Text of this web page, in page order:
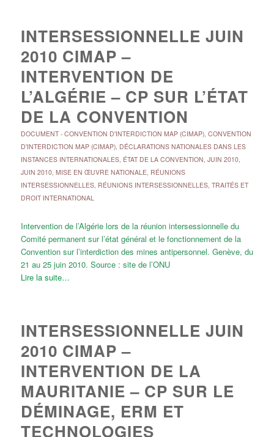
INTERSESSIONNELLE JUIN
2010 CIMAP –
INTERVENTION DE
L’ALGÉRIE – CP SUR L’ÉTAT
DE LA CONVENTION
DOCUMENT- CONVENTION D'INTERDICTION MAP (CIMAP), CONVENTION
D'INTERDICTION MAP (CIMAP), DÉCLARATIONS NATIONALES DANS LES
INSTANCES INTERNATIONALES, ÉTAT DE LA CONVENTION, JUIN 2010,
JUIN 2010, MISE EN ŒUVRE NATIONALE, RÉUNIONS
INTERSESSIONNELLES, RÉUNIONS INTERSESSIONNELLES, TRAITÉS ET
DROIT INTERNATIONAL
Intervention de l’Algérie lors de la réunion intersessionnelle du
Comité permanent sur l’état général et le fonctionnement de la
Convention sur l’interdiction des mines antipersonnel. Genève, du
21 au 25 juin 2010. Source : site de l’ONU
Lire la suite…
INTERSESSIONNELLE JUIN
2010 CIMAP –
INTERVENTION DE LA
MAURITANIE – CP SUR LE
DÉMINAGE, ERM ET
TECHNOLOGIES